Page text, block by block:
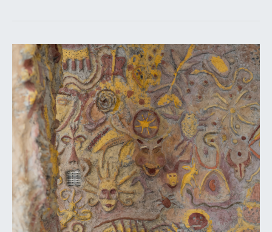
Tiphaine
Calmettes
Samuel
Dugelay